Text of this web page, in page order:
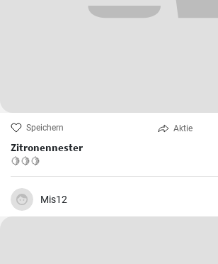
Speichern Aktie
Zitronennester
🍋🍋🍋
Mis12